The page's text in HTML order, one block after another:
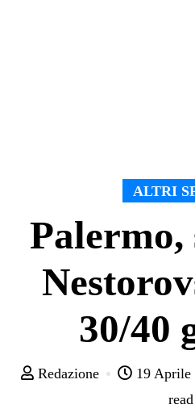
ALTRI
30/40
Redazione 19 Aprile
read